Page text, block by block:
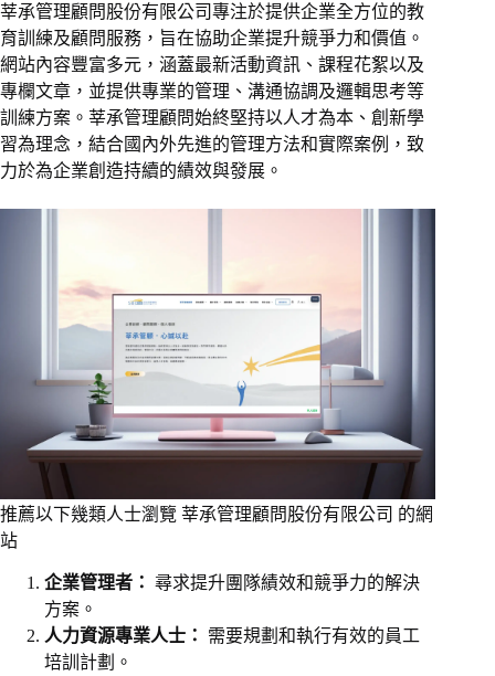
莘承管理顧問股份有限公司專注於提供企業全方位的教
育訓練及顧問服務，旨在協助企業提升競爭力和價值。
網站內容豐富多元，涵蓋最新活動資訊、課程花絮以及
專欄文章，並提供專業的管理、溝通協調及邏輯思考等
訓練方案。莘承管理顧問始終堅持以人才為本、創新學
習為理念，結合國內外先進的管理方法和實際案例，致
力於為企業創造持續的績效與發展。
推薦以下幾類人士瀏覽 莘承管理顧問股份有限公司 的網
站
企業管理者： 尋求提升團隊績效和競爭力的解決
方案。
人力資源專業人士：
需要規劃和執行有效的員工
培訓計劃。